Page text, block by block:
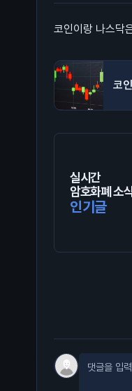
코인이랑 나스닥
코
실시간
암호화폐 소
인기글